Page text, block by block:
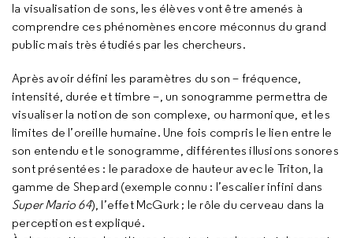
la visualisation de sons, les élèves vont être amenés à
comprendre ces phénomènes encore méconnus du grand
public mais très étudiés par les chercheurs.
Après avoir défini les paramètres du son – fréquence,
intensité, durée et timbre –, un sonogramme permettra de
visualiser la notion de son complexe, ou harmonique, et les
limites de l’oreille humaine. Une fois compris le lien entre le
son entendu et le sonogramme, différentes illusions sonores
sont présentées : le paradoxe de hauteur avec le Triton, la
gamme de Shepard (exemple connu : l’escalier infini dans
Super Mario 64), l’effet McGurk ; le rôle du cerveau dans la
perception est expliqué.